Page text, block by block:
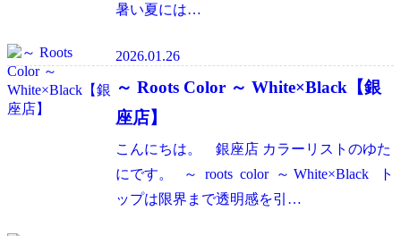
暑い夏には…
2026.01.26
～ Roots Color ～ White×Black【銀
座店】
こんにちは。 銀座店 カラーリストのゆた
にです。 ～ roots color ～ White×Black ト
ップは限界まで透明感を引…